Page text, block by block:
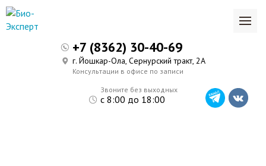
Звоните без выходных
с 8:00 до 18:00
+7 (8362) 30-40-69
г. Йошкар-Ола, Сернурский тракт, 2А
Консультации в офисе по записи